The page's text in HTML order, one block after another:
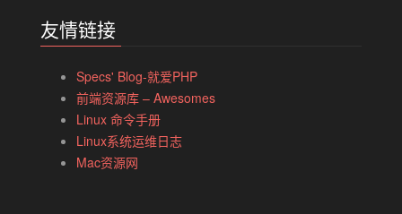
友情链接
Specs' Blog-就爱PHP
前端资源库 – Awesomes
Linux 命令手册
Linux系统运维日志
Mac资源网